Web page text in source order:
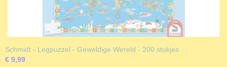
Schmidt - Legpuzzel - Geweldige Wereld - 200 stukjes
€ 9,99